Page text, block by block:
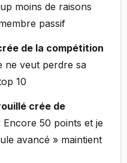
moins de raisons
passif
de la compétition
ne veut perdre sa
10
crée de
Encore 50 points et je
avancé » maintient